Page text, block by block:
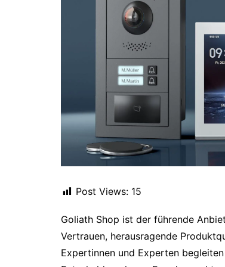
Post Views: 15
Goliath Shop ist der führende
Vertrauen, herausragende
Expertinnen und Experten